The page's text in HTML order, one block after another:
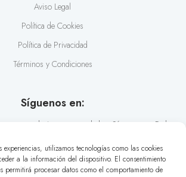
experiencias, utilizamos tecnologías como las cookies
a la información del dispositivo. El consentimiento
permitirá procesar datos como el comportamiento de
Aviso Legal
Política de Cookies
Política de Privacidad
Términos y Condiciones
Síguenos en:
recomendaciones y novedades. Síguenos en Redes